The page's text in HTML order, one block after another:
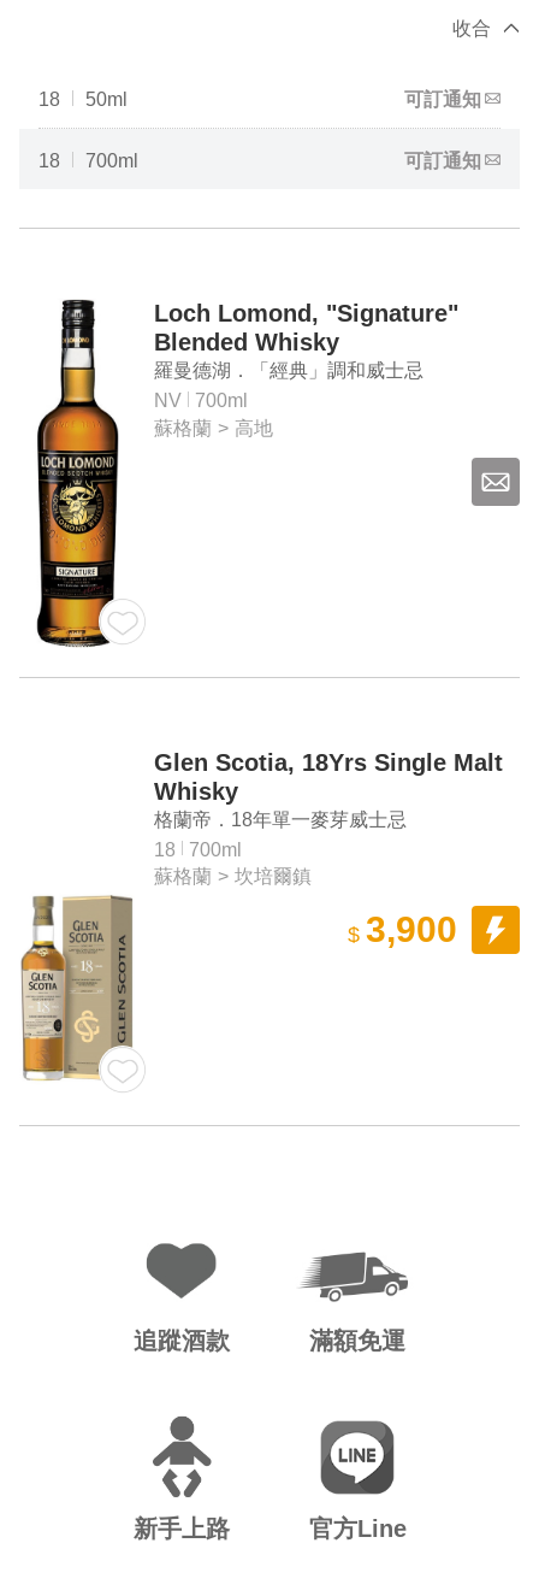
收合
18 50ml 可訂通知
18 700ml 可訂通知
Loch Lomond, "Signature"
Blended Whisky
羅曼德湖．「經典」調和威士忌
NV
700ml
蘇格蘭 > 高地
Glen Scotia, 18Yrs Single Malt
Whisky
格蘭帝．18年單一麥芽威士忌
18
700ml
蘇格蘭 > 坎培爾鎮
$ 3,900
追蹤酒款 滿額免運
新手上路 官方Line